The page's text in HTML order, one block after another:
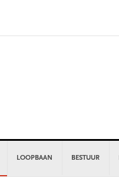
LOOPBAAN BESTUUR